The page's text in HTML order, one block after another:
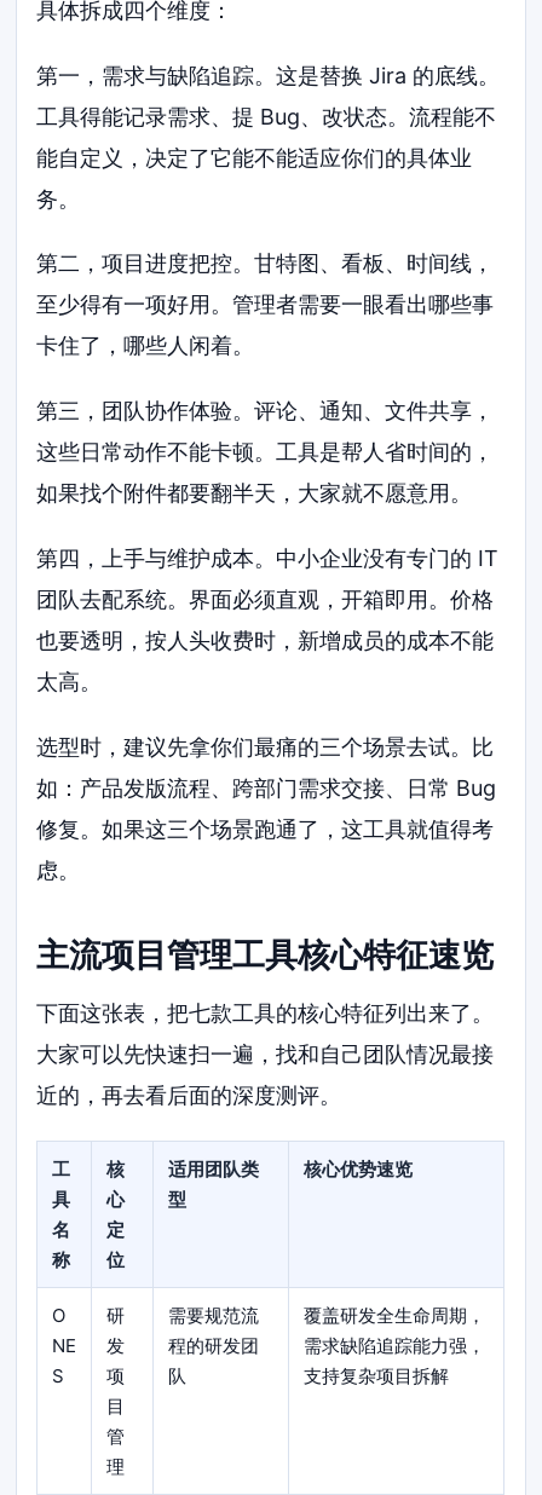
具体拆成四个维度：
第一，需求与缺陷追踪。这是替换 Jira 的底线。
工具得能记录需求、提 Bug、改状态。流程能不
能自定义，决定了它能不能适应你们的具体业
务。
第二，项目进度把控。甘特图、看板、时间线，
至少得有一项好用。管理者需要一眼看出哪些事
卡住了，哪些人闲着。
第三，团队协作体验。评论、通知、文件共享，
这些日常动作不能卡顿。工具是帮人省时间的，
如果找个附件都要翻半天，大家就不愿意用。
第四，上手与维护成本。中小企业没有专门的 IT
团队去配系统。界面必须直观，开箱即用。价格
也要透明，按人头收费时，新增成员的成本不能
太高。
选型时，建议先拿你们最痛的三个场景去试。比
如：产品发版流程、跨部门需求交接、日常 Bug
修复。如果这三个场景跑通了，这工具就值得考
虑。
主流项目管理工具核心特征速览
下面这张表，把七款工具的核心特征列出来了。
大家可以先快速扫一遍，找和自己团队情况最接
近的，再去看后面的深度测评。
工
具
名
称
核
心
定
位
适用团队类
型
核心优势速览
O
NE
S
研
发
项
目
管
理
需要规范流
程的研发团
队
覆盖研发全生命周期，
需求缺陷追踪能力强，
支持复杂项目拆解